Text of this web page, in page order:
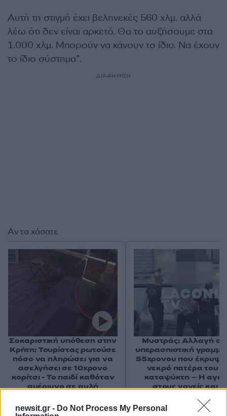
newsit.gr - Do Not Process My Personal
Αυτή τη στιγμή έχει βεληνεκές 560 χλμ. αλλά
λέω ότι δεν είναι αρκετό. Θα το αυξήσουμε στα
1.000 χλμ. Μπορούν να κάνουν το ίδιο. Να έχουν
το ίδιο σύστημα”.
ΔΙΑΦΗΜΙΣΗ
Αν τα χάσατε
Σοκαριστική υπόθεση στην
Κρήτη: Τουρίστας ρωτούσε
πόσο να πληρώσει για να
ασελγήσει σε 10χρονο
κορίτσι - Το παιδί καθόταν
αμέριμνο σε αυλή
Μυστράς: Αλλαγή
υπερασπιστική
55χρονου που έκρυψε
νεκρό πατέρα του
καταψύκτη – Η
στους γονείς και η